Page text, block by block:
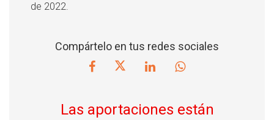
de 2022.
Compártelo en tus redes sociales
Las aportaciones están